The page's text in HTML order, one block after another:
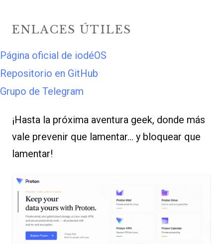
ENLACES ÚTILES
Página oficial de iodéOS
Repositorio en GitHub
Grupo de Telegram
¡Hasta la próxima aventura geek, donde más
vale prevenir que lamentar… y bloquear que
lamentar!